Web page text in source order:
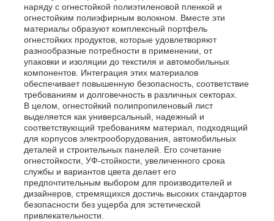
наряду с огнестойкой полиэтиленовой пленкой и
огнестойким полиэфирным волокном. Вместе эти
материалы образуют комплексный портфель
огнестойких продуктов, которые удовлетворяют
разнообразные потребности в применении, от
упаковки и изоляции до текстиля и автомобильных
компонентов. Интеграция этих материалов
обеспечивает повышенную безопасность, соответствие
требованиям и долговечность в различных секторах.
В целом, огнестойкий полипропиленовый лист
выделяется как универсальный, надежный и
соответствующий требованиям материал, подходящий
для корпусов электрооборудования, автомобильных
деталей и строительных панелей. Его сочетание
огнестойкости, УФ-стойкости, увеличенного срока
службы и вариантов цвета делает его
предпочтительным выбором для производителей и
дизайнеров, стремящихся достичь высоких стандартов
безопасности без ущерба для эстетической
привлекательности.